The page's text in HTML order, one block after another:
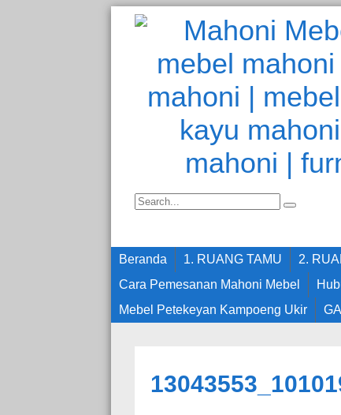
Beranda 1. RUANG TAMU 2.
Cara Pemesanan Mahoni Mebel
Mebel Petekeyan Kampoeng Ukir